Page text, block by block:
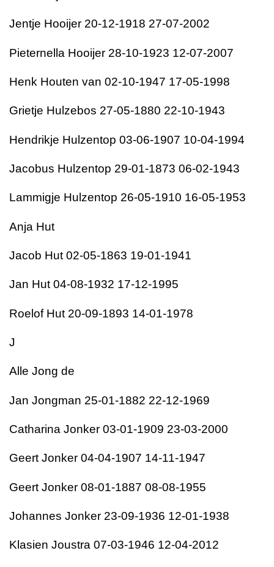
Jentje Hooijer 20-12-1918 27-07-2002
Pieternella Hooijer 28-10-1923 12-07-2007
Henk Houten van 02-10-1947 17-05-1998
Grietje Hulzebos 27-05-1880 22-10-1943
Hendrikje Hulzentop 03-06-1907 10-04-1994
Jacobus Hulzentop 29-01-1873 06-02-1943
Lammigje Hulzentop 26-05-1910 16-05-1953
Anja Hut
Jacob Hut 02-05-1863 19-01-1941
Jan Hut 04-08-1932 17-12-1995
Roelof Hut 20-09-1893 14-01-1978
J
Alle Jong de
Jan Jongman 25-01-1882 22-12-1969
Catharina Jonker 03-01-1909 23-03-2000
Geert Jonker 04-04-1907 14-11-1947
Geert Jonker 08-01-1887 08-08-1955
Johannes Jonker 23-09-1936 12-01-1938
Klasien Joustra 07-03-1946 12-04-2012